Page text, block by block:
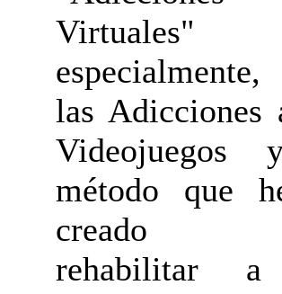
las Adicciones
método que
creado
rehabilitar